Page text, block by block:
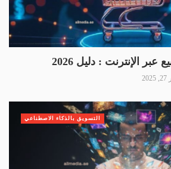
الإنترنت : دليل 2026
التسويق بالذكاء الاصطناعي